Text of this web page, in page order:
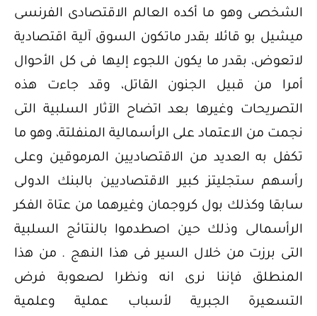
الشخصى وهو ما أكده العالم الاقتصادى الفرنسى
ميشيل بو قائلا بقدر ماتكون السوق آلية اقتصادية
لاتعوض، بقدر ما يكون اللجوء إليها فى كل الأحوال
أمرا من قبيل الجنون القاتل، وقد جاءت هذه
التصريحات وغيرها بعد اتضاح الآثار السلبية التى
نجمت من الاعتماد على الرأسمالية المنفلتة، وهو ما
تكفل به العديد من الاقتصاديين المرموقين وعلى
رأسهم ستجليتز كبير الاقتصاديين بالبنك الدولى
سابقا وكذلك بول كروجمان وغيرهما من عتاة الفكر
الرأسمالى وذلك حين اصطدموا بالنتائج السلبية
التى برزت من خلال السير فى هذا النهج . من هذا
المنطلق فإننا نرى انه ونظرا لصعوبة فرض
التسعيرة الجبرية لأسباب عملية وعلمية